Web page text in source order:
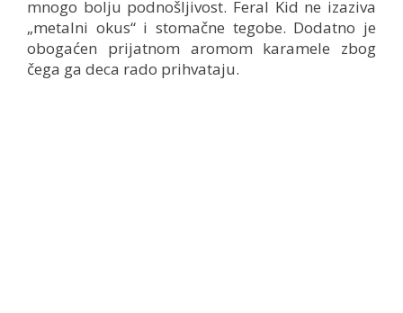
mnogo bolju podnošljivost. Feral Kid ne izaziva
„metalni okus“ i stomačne tegobe. Dodatno je
obogaćen prijatnom aromom karamele zbog
čega ga deca rado prihvataju.